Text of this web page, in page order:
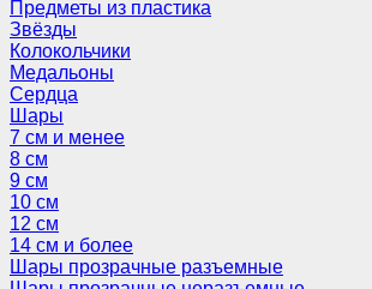
Предметы из пластика
Звёзды
Колокольчики
Медальоны
Сердца
Шары
7 см и менее
8 см
9 см
10 см
12 см
14 см и более
Шары прозрачные разъемные